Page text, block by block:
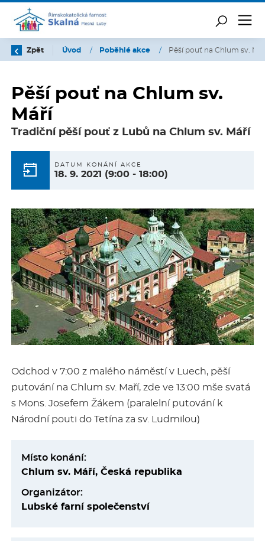
Zpět Úvod / Poběhlé akce / Pěší pouť na Chlum sv.
Pěší pouť na Chlum sv.
Máří
Tradiční pěší pouť z Lubů na Chlum sv. Máří
DATUM KONÁNÍ AKCE
18. 9. 2021 (9:00 - 18:00)
Odchod v 7:00 z malého náměstí v Luech, pěší
putování na Chlum sv. Maří, zde ve 13:00 mše svatá
s Mons. Josefem Žákem (paralelní putování k
Národní pouti do Tetína za sv. Ludmilou)
Místo konání:
Chlum sv. Máří, Česká republika
Organizátor:
Lubské farní společenství